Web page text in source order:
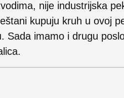
nije industrijska
kupuju kruh u ovoj
Sada imamo i drugu